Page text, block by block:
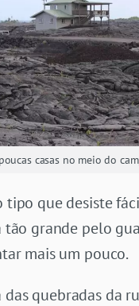
casas no meio do
tipo que desiste
grande pelo
mais um pouco.
das quebradas da